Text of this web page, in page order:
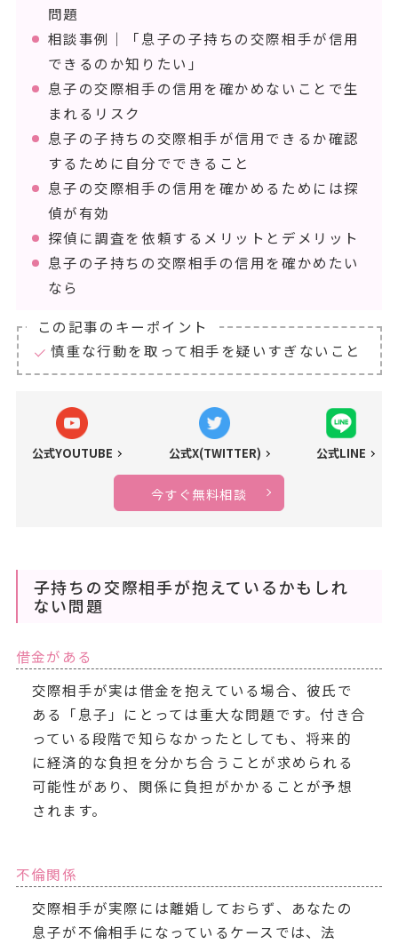
問題
相談事例｜「息子の子持ちの交際相手が信用
できるのか知りたい」
息子の交際相手の信用を確かめないことで生
まれるリスク
息子の子持ちの交際相手が信用できるか確認
するために自分でできること
息子の交際相手の信用を確かめるためには探
偵が有効
探偵に調査を依頼するメリットとデメリット
息子の子持ちの交際相手の信用を確かめたい
なら
この記事のキーポイント
慎重な行動を取って相手を疑いすぎないこと
公式YOUTUBE 公式X(TWITTER) 公式LINE
今すぐ無料相談
子持ちの交際相手が抱えているかもしれ
ない問題
借金がある
交際相手が実は借金を抱えている場合、彼氏で
ある「息子」にとっては重大な問題です。付き合
っている段階で知らなかったとしても、将来的
に経済的な負担を分かち合うことが求められる
可能性があり、関係に負担がかかることが予想
されます。
不倫関係
交際相手が実際には離婚しておらず、あなたの
息子が不倫相手になっているケースでは、法